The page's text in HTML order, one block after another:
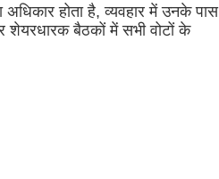
होता है, व्यवहार में उनके पास
शेयरधारक बैठकों में सभी वोटों के